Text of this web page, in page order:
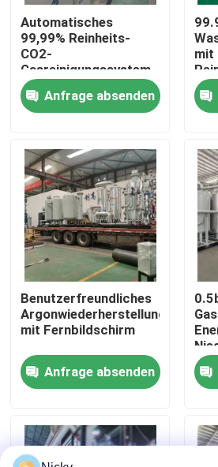
Zu Hause
Produkte
Über uns
Werksbesichtigung
Qualitätskontrolle
Kontakt mit uns
Neuigkeiten
Bitte um ein Angebot
Hoher Reinheitsgrad-Stickstoff-
Automatisches
99,99% Reinheits-
CO2-
Gasreinigungssystem
mit Gasreiniger
Anfrage absenden
mit
Benutzerfreundliches
Argonwiederherstellungssystem
mit Fernbildschirm
Anfrage absenden